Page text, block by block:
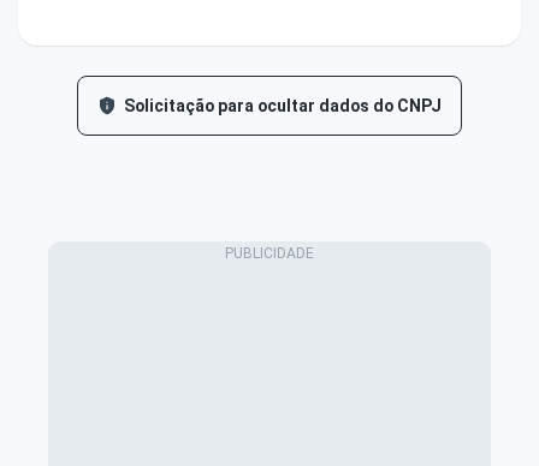
Solicitação para ocultar dados do CNPJ